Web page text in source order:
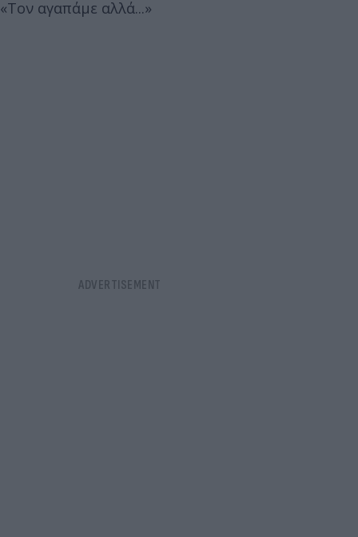
«Τον αγαπάμε αλλά...»